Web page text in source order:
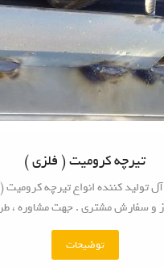
ف
و
س
ی
ی
ر
چ
ه
"
تیرچه کرومیت ( فلزی )
تولید کننده انواع تیرچه
و سفارش مشتری . جهت مشاوره ،
توضیحات
ت